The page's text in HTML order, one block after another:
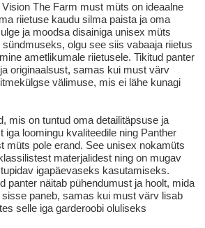
The Farm must müts on ideaalne
riietuse kaudu silma paista ja oma
ja moodsa disainiga unisex müts
olgu see siis vabaaja riietus
ametlikumale riietusele. Tikitud panter
originaalsust, samas kui must värv
välimuse, mis ei lähe kunagi
mis on tuntud oma detailitäpsuse ja
iga loomingu kvaliteedile ning Panther
müts pole erand. See unisex nokamüts
materjalidest ning on mugav
igapäevaseks kasutamiseks.
panter näitab pühendumust ja hoolt, mida
sisse paneb, samas kui must värv lisab
selle iga garderoobi oluliseks